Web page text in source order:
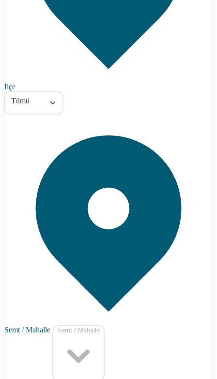
İlçe
Tümü
Semt / Mahalle Semt / Mahalle